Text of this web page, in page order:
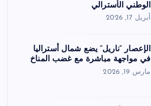
الوطني الأسترالي
أبريل 17, 2026
الإعصار “ناريل” يضع شمال أستراليا
في مواجهة مباشرة مع غضب المناخ
مارس 19, 2026